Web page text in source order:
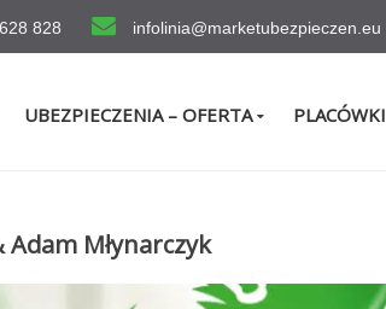
828 infolinia@marketubezpieczen.eu
UBEZPIECZENIA – OFERTA PLACÓWKI
Młynarczyk